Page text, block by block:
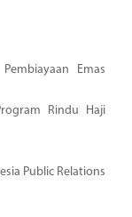
Emas
Rindu Haji
Public Relations